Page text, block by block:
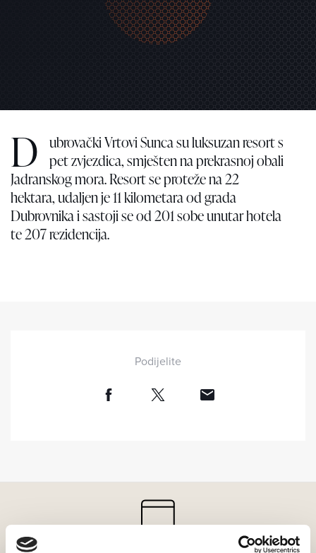
D
ubrovački Vrtovi Sunca su luksuzan resort s
pet zvjezdica, smješten na prekrasnoj obali
Jadranskog mora. Resort se proteže na 22
hektara, udaljen je 11 kilometara od grada
Dubrovnika i sastoji se od 201 sobe unutar hotela
te 207 rezidencija.
Podijelite